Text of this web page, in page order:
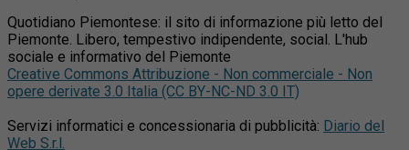
Quotidiano Piemontese: il sito di informazione più letto del
Piemonte. Libero, tempestivo indipendente, social. L'hub
sociale e informativo del Piemonte
Creative Commons Attribuzione - Non commerciale - Non
opere derivate 3.0 Italia (CC BY-NC-ND 3.0 IT)
Servizi informatici e concessionaria di pubblicità: Diario del
Web S.r.l.